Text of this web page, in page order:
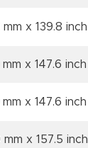
x 139.8 inch
x 147.6 inch
x 147.6 inch
mm x 157.5 inch